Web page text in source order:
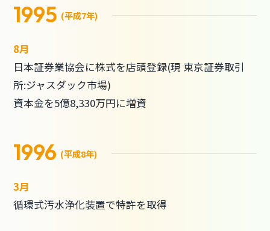
1995 (平成7年)
8月
日本証券業協会に株式を店頭登録(現 東京証券取引
所:ジャスダック市場)
資本金を5億8,330万円に増資
1996 (平成8年)
3月
循環式汚水浄化装置で特許を取得